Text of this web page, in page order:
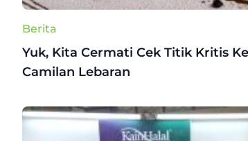
Berita
Yuk, Kita Cermati Cek Titik Kritis
Camilan Lebaran